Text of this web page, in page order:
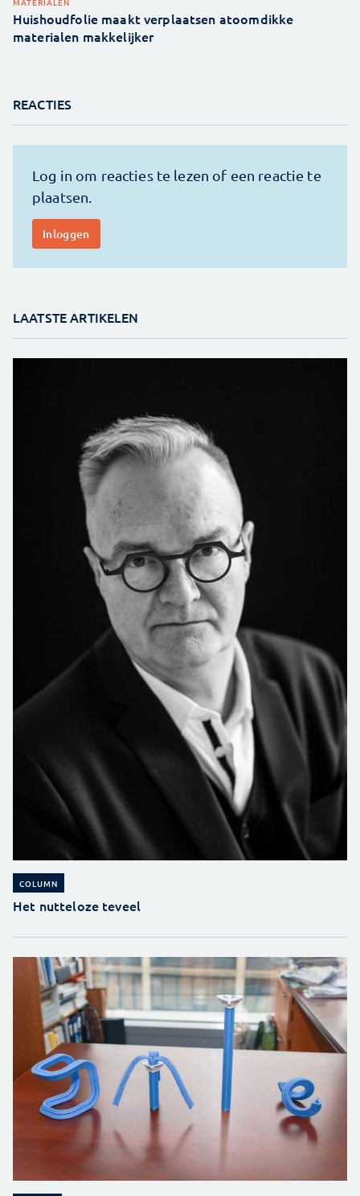
Huishoudfolie maakt verplaatsen atoomdikke
materialen makkelijker
REACTIES
LAATSTE ARTIKELEN
COLUMN
Het nutteloze teveel